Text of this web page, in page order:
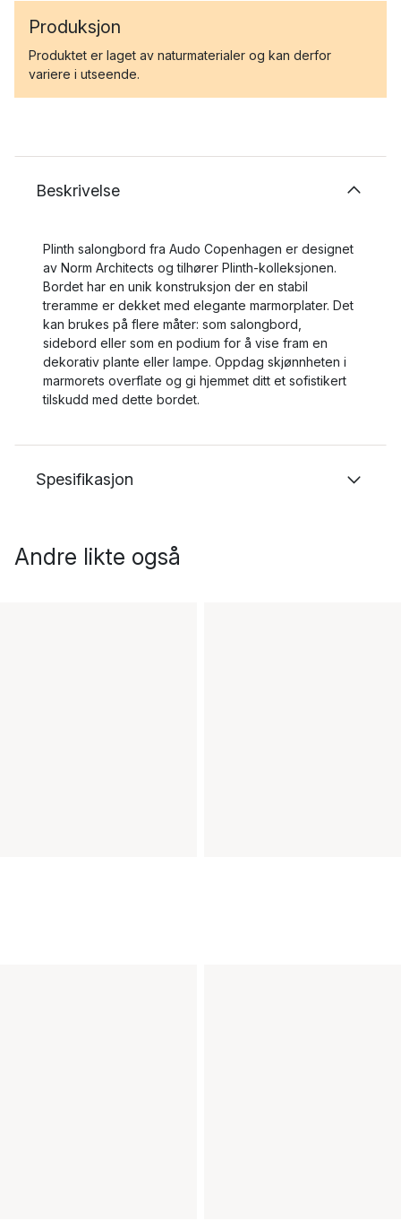
Produksjon
Produktet er laget av naturmaterialer og kan derfor
variere i utseende.
Beskrivelse
Plinth salongbord fra Audo Copenhagen er designet
av Norm Architects og tilhører Plinth-kolleksjonen.
Bordet har en unik konstruksjon der en stabil
treramme er dekket med elegante marmorplater. Det
kan brukes på flere måter: som salongbord,
sidebord eller som en podium for å vise fram en
dekorativ plante eller lampe. Oppdag skjønnheten i
marmorets overflate og gi hjemmet ditt et sofistikert
tilskudd med dette bordet.
Spesifikasjon
Andre likte også